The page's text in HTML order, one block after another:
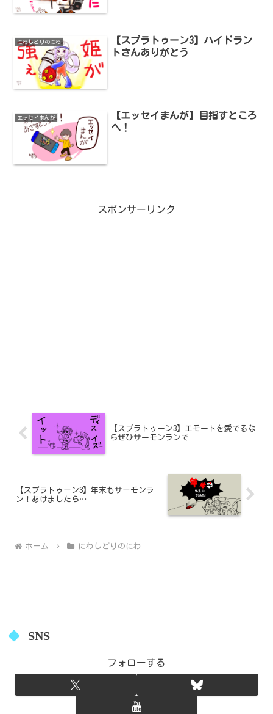
にわしどりのにわ
【スプラトゥーン3】ハイドラン
トさんありがとう
エッセイまんが
【エッセイまんが】目指すところ
へ！
スポンサーリンク
【スプラトゥーン3】エモートを愛でるな
らぜひサーモンランで
【スプラトゥーン3】年末もサーモンラ
ン！あけましたら…
ホーム にわしどりのにわ
SNS
フォローする